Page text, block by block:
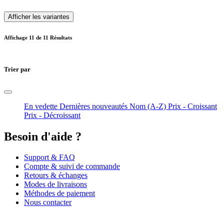
Afficher les variantes
Affichage 11 de 11 Résultats
Trier par
En vedette Dernières nouveautés Nom (A-Z) Prix - Croissant
Prix - Décroissant
Besoin d'aide ?
Support & FAQ
Compte & suivi de commande
Retours & échanges
Modes de livraisons
Méthodes de paiement
Nous contacter